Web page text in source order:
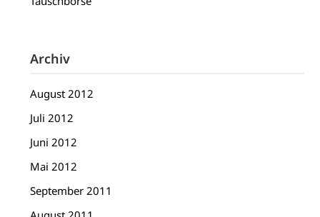
Archiv
August 2012
Juli 2012
Juni 2012
Mai 2012
September 2011